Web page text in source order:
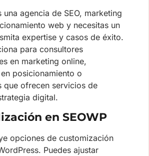
una agencia de SEO, marketing
web y necesitas un
expertise y casos de éxito.
para consultores
en marketing online,
posicionamiento o
que ofrecen servicios de
digital.
en SEOWP
opciones de customización
Puedes ajustar